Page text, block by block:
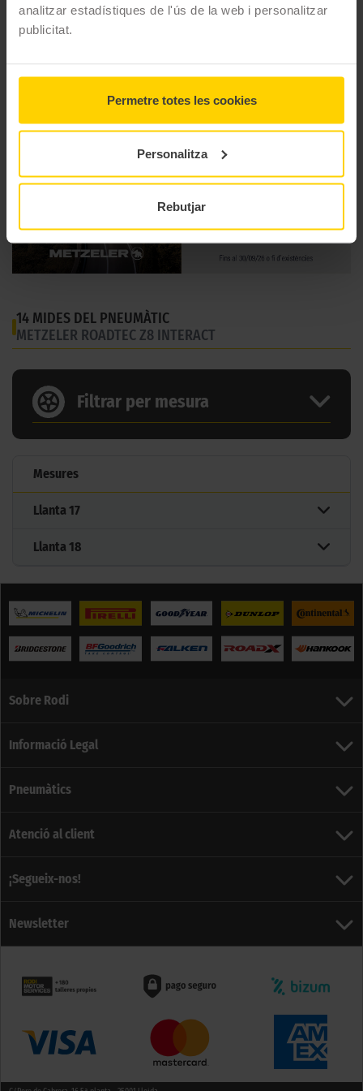
analitzar estadístiques de l'ús de la web i personalitzar
publicitat.
Permetre totes les cookies
Personalitza
Rebutjar
Gama
14 MIDES DEL PNEUMÀTIC
METZELER ROADTEC Z8 INTERACT
Filtrar per mesura
Mesures
Llanta 17
Llanta 18
Sobre Rodi
Informació Legal
Pneumàtics
Atenció al client
¡Segueix-nos!
Newsletter